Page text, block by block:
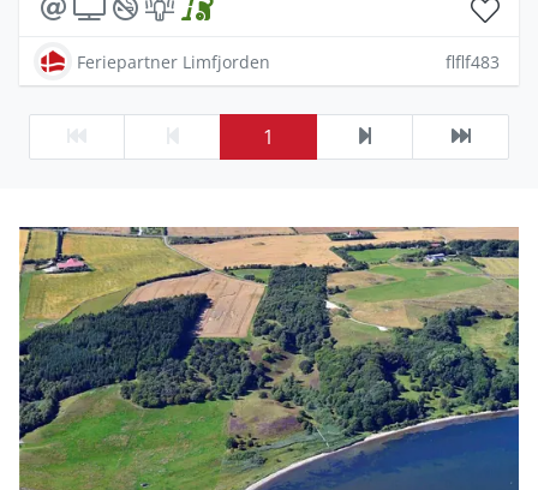
Feriepartner Limfjorden flflf483
1